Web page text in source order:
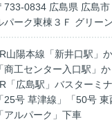
733-0834 広島県 広島
パーク東棟３Ｆ グリー
山陽本線「新井口駅」
「商工センター入口駅」
「広島駅」バスターミ
「25号 草津線」「50号
「アルパーク」下車